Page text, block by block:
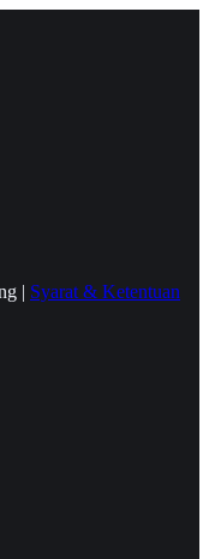
| Syarat & Ketentuan